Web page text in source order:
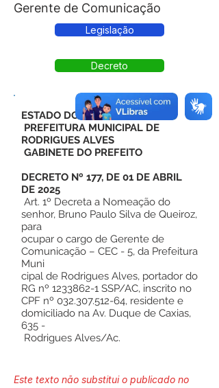
Gerente de Comunicação
Legislação
Decreto
ESTADO DO ACRE
PREFEITURA MUNICIPAL DE
RODRIGUES ALVES
GABINETE DO PREFEITO
DECRETO Nº 177, DE 01 DE ABRIL
DE 2025
Art. 1º Decreta a Nomeação do
senhor, Bruno Paulo Silva de Queiroz,
para
ocupar o cargo de Gerente de
Comunicação – CEC - 5, da Prefeitura
Muni
cipal de Rodrigues Alves, portador do
RG nº 1233862-1 SSP/AC, inscrito no
CPF nº 032.307.512-64, residente e
domiciliado na Av. Duque de Caxias,
635 -
Rodrigues Alves/Ac.
Este texto não substitui o publicado no